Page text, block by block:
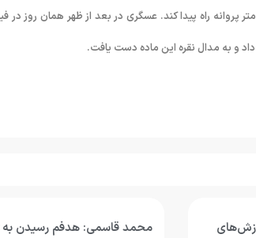
حمید مبرز بود را به میزان ١۶ صدم ثانیه کاهش داد تا ضمن جابجایی این رکورد ملی به فینال ماده ۵۰ متر پروانه راه پیدا کند. عسگری در بعد از ظهر همان روز
محمد قاسمی: هدفم رسیدن به فینال ۴۰۰
رکوردشکنی یا مدال‌آوری؛ شنای